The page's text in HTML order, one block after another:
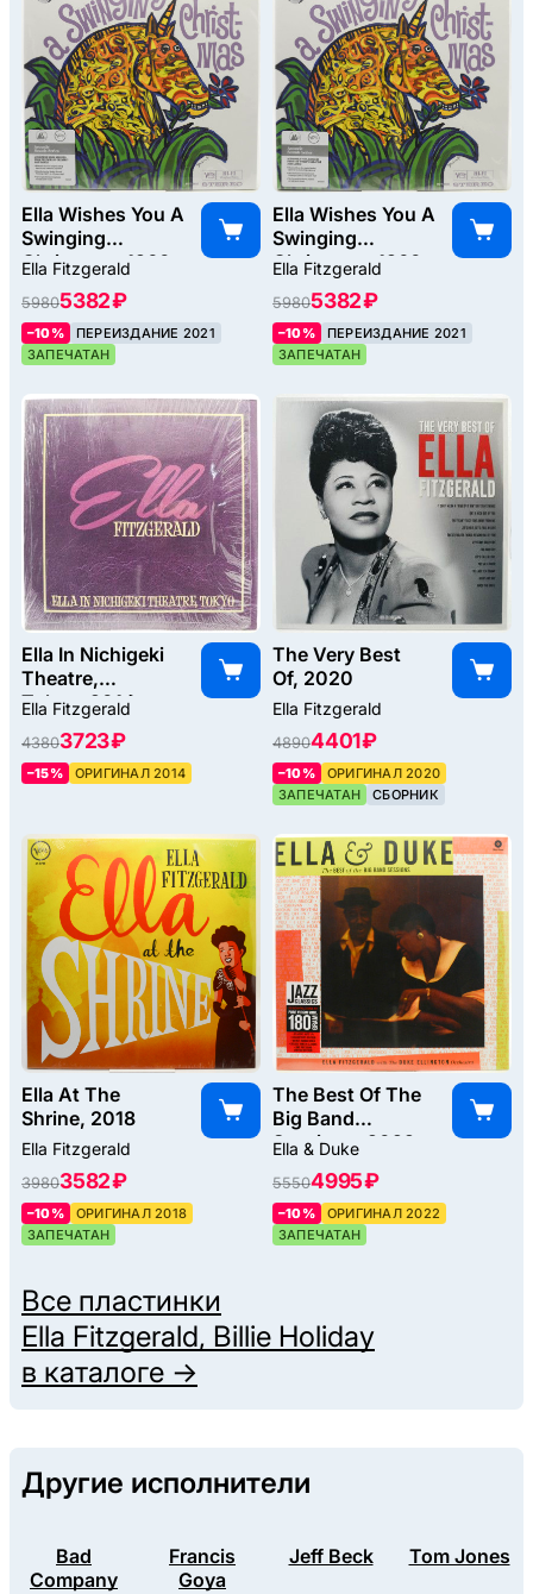
Ella Wishes You A
Swinging
Christmas, 1960
Ella Fitzgerald
59805382 ₽
–10%
ПЕРЕИЗДАНИЕ 2021
ЗАПЕЧАТАН
Ella Wishes You A
Swinging
Christmas, 1960
Ella Fitzgerald
59805382 ₽
–10%
ПЕРЕИЗДАНИЕ 2021
ЗАПЕЧАТАН
Ella In Nichigeki
Theatre,
Tokyo, 2014
Ella Fitzgerald
43803723 ₽
–15% ОРИГИНАЛ 2014
The Very Best
Of, 2020
Ella Fitzgerald
48904401 ₽
–10%
ОРИГИНАЛ 2020
ЗАПЕЧАТАН
СБОРНИК
Ella At The
Shrine, 2018
Ella Fitzgerald
39803582 ₽
–10%
ОРИГИНАЛ 2018
ЗАПЕЧАТАН
The Best Of The
Big Band
Sessions, 2022
Ella & Duke
55504995 ₽
–10%
ОРИГИНАЛ 2022
ЗАПЕЧАТАН
Все пластинки
Ella Fitzgerald, Billie Holiday
в каталоге →
Другие исполнители
Bad
Company
Francis
Goya
Jeff Beck Tom Jones